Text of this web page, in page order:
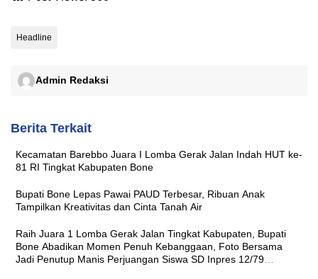
Headline
Admin Redaksi
Berita Terkait
Kecamatan Barebbo Juara I Lomba Gerak Jalan Indah HUT ke-
81 RI Tingkat Kabupaten Bone
Bupati Bone Lepas Pawai PAUD Terbesar, Ribuan Anak
Tampilkan Kreativitas dan Cinta Tanah Air
Raih Juara 1 Lomba Gerak Jalan Tingkat Kabupaten, Bupati
Bone Abadikan Momen Penuh Kebanggaan, Foto Bersama
Jadi Penutup Manis Perjuangan Siswa SD Inpres 12/79